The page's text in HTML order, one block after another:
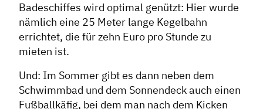
Badeschiffes wird optimal genützt: Hier wurde
nämlich eine 25 Meter lange Kegelbahn
errichtet, die für zehn Euro pro Stunde zu
mieten ist.
Und: Im Sommer gibt es dann neben dem
Schwimmbad und dem Sonnendeck auch einen
Fußballkäfig, bei dem man nach dem Kicken